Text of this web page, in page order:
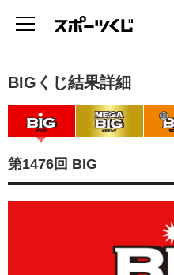
BIGくじ結果詳細
第1476回 BIG